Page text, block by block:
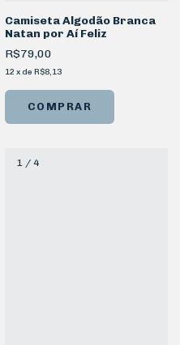
Camiseta Algodão Branca
Natan por Aí Feliz
R$79,00
12 x de R$8,13
COMPRAR
1/ 4